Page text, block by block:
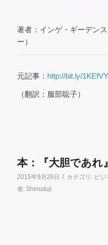
著者：インゲ・ギーデン
ー）
元記事： http://bit.ly/
（翻訳：服部聡子）
本：『大胆であれ』
2015年9月26日 / カテゴリ: ビジ
者: Shimafuji